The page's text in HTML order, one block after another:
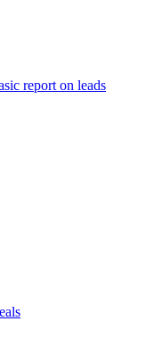
report on leads